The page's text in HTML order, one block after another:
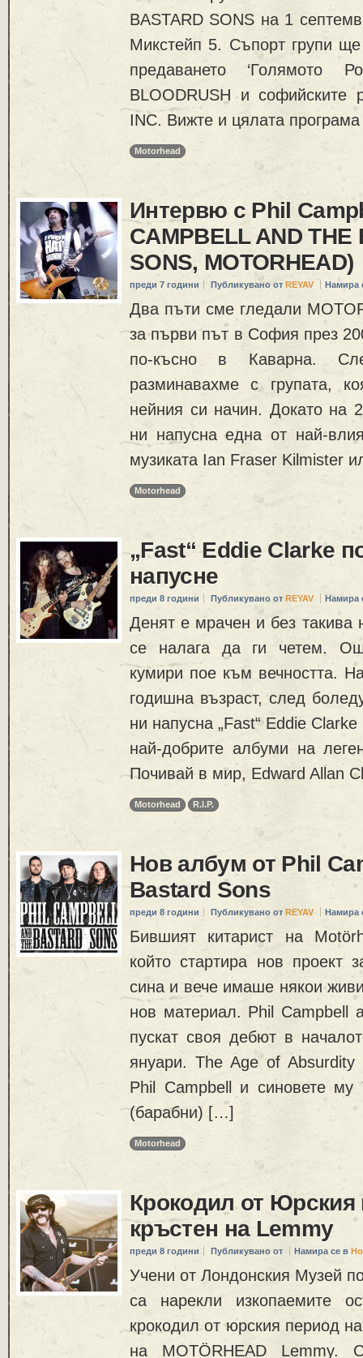
BASTARD SONS на 1
Микстейп 5. Съпорт групи
предаването ‘Голямото
BLOODRUSH и софийските
INC. Вижте и цялата
Motorhead
Интервю с Phil
CAMPBELL AND THE
SONS, MOTORHEAD)
преди 7 години Публикувано от REYAV Намира
Два пъти сме гледали
за първи път в София през
по-късно в Каварна.
разминавахме с групата,
нейния си начин. Докато на
ни напусна една от най-
музиката Ian Fraser Kilmister
Motorhead
„Fast“ Eddie Clarke
напусне
преди 8 години Публикувано от REYAV Намира
Денят е мрачен и без такива
се налага да ги четем.
кумири пое към вечността.
годишна възраст, след
ни напусна „Fast“ Eddie
най-добрите албуми на
Почивай в мир, Edward Allan
Motorhead R.I.P.
Нов албум от Phil
Bastard Sons
преди 8 години Публикувано от REYAV Намира
Бившият китарист на
който стартира нов проект
сина и вече имаше някои
нов материал. Phil Campbell
пускат своя дебют в
януари. The Age of
Phil Campbell и синовете му
(барабни) […]
Motorhead
Крокодил от Юрския
кръстен на Lemmy
преди 8 години Публикувано от Намира се в
Учени от Лондонския Музей
са нарекли изкопаемите
крокодил от юрския период
на MOTÖRHEAD Lemmy.